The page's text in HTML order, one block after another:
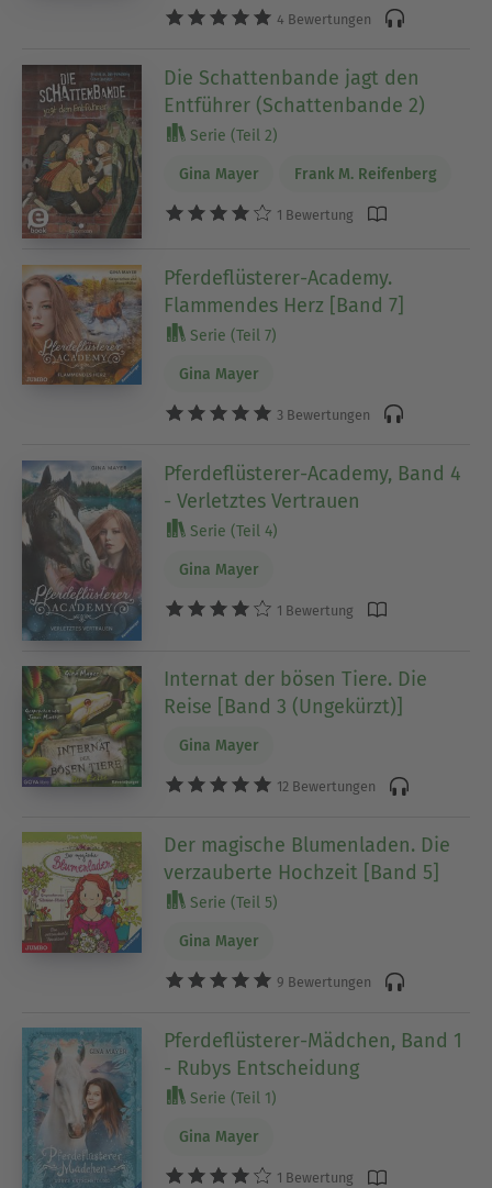
4 Bewertungen
Die Schattenbande jagt den
Entführer (Schattenbande 2)
Serie (Teil 2)
Gina Mayer Frank M. Reifenberg
1 Bewertung
Pferdeflüsterer-Academy.
Flammendes Herz [Band 7]
Serie (Teil 7)
Gina Mayer
3 Bewertungen
Pferdeflüsterer-Academy, Band 4
- Verletztes Vertrauen
Serie (Teil 4)
Gina Mayer
1 Bewertung
Internat der bösen Tiere. Die
Reise [Band 3 (Ungekürzt)]
Gina Mayer
12 Bewertungen
Der magische Blumenladen. Die
verzauberte Hochzeit [Band 5]
Serie (Teil 5)
Gina Mayer
9 Bewertungen
Pferdeflüsterer-Mädchen, Band 1
- Rubys Entscheidung
Serie (Teil 1)
Gina Mayer
1 Bewertung